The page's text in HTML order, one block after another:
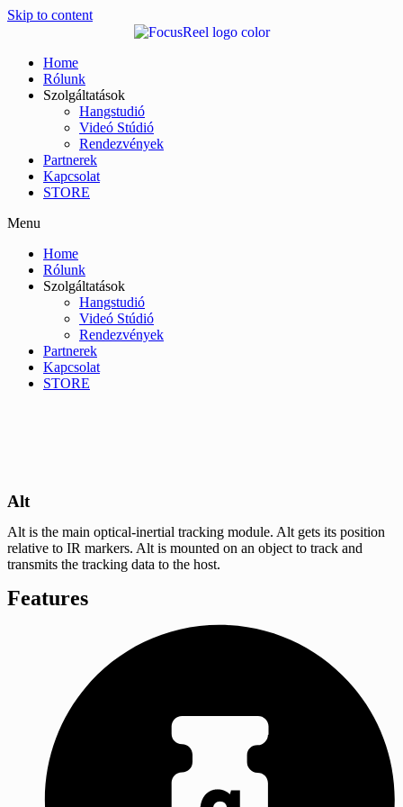
Skip to content
Home
Rólunk
Szolgáltatások
Hangstudió
Videó Stúdió
Rendezvények
Partnerek
Kapcsolat
STORE
Menu
Home
Rólunk
Szolgáltatások
Hangstudió
Videó Stúdió
Rendezvények
Partnerek
Kapcsolat
STORE
Alt
Alt is the main optical-inertial tracking module. Alt gets its position
relative to IR markers. Alt is mounted on an object to track and
transmits the tracking data to the host.
Features